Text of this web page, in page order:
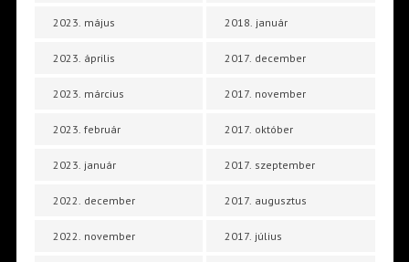
2023. május
2023. április
2023. március
2023. február
2023. január
2022. december
2022. november
2018. január
2017. december
2017. november
2017. október
2017. szeptember
2017. augusztus
2017. július